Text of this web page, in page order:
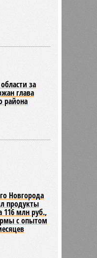
за
глава
района
Новгорода
продукты
116 млн руб.,
с опытом